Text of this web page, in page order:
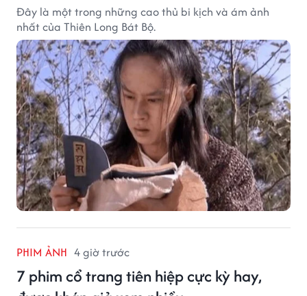
Đây là một trong những cao thủ bi kịch và ám ảnh
nhất của Thiên Long Bát Bộ.
PHIM ẢNH 4 giờ trước
7 phim cổ trang tiên hiệp cực kỳ hay,